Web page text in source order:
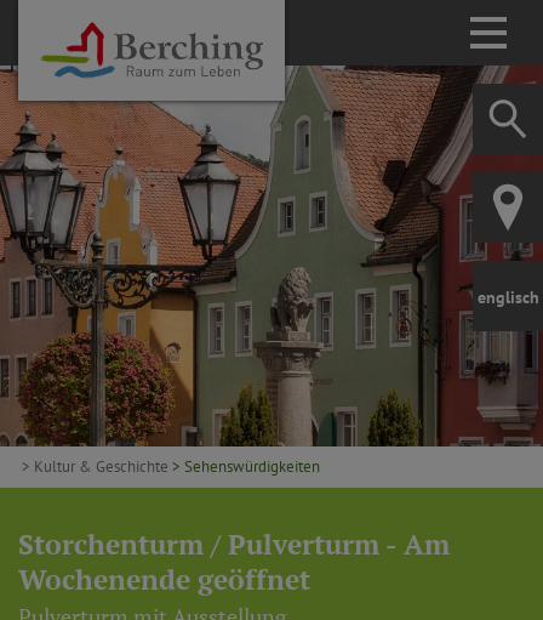
englisch
> Kultur & Geschichte > Sehenswürdigkeiten
Storchenturm / Pulverturm - Am
Wochenende geöffnet